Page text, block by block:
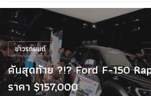
ข่าวรถยนต์
คันสุดท้าย ?!? Ford F-150
ราคา $157,000